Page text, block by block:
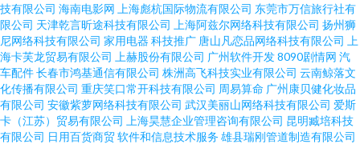
技有限公司 海南电影网 上海彪杭国际物流有限公司 东莞市万信旅行社有
限公司 天津乾言昕途科技有限公司 上海阿兹尔网络科技有限公司 扬州狮
尼网络科技有限公司 家用电器 科技推广 唐山凡恋品网络科技有限公司
上
海卡芙龙贸易有限公司
上赫股份有限公司 广州软件开发8090剧情网 汽
车配件长春市鸿基通信有限公司 株洲高飞科技实业有限公司 云南鲸落文
化传播有限公司 重庆笑口常开科技有限公司 周易算命 广州康贝健化妆品
有限公司 安徽紫萝网络科技有限公司 武汉美丽山网络科技有限公司 爱斯
卡（江苏）贸易有限公司
上海昊慧企业管理咨询有限公司 昆明臧培科技
有限公司 日用百货商贸软件和信息技术服务 雄县瑞刚管道制造有限公司